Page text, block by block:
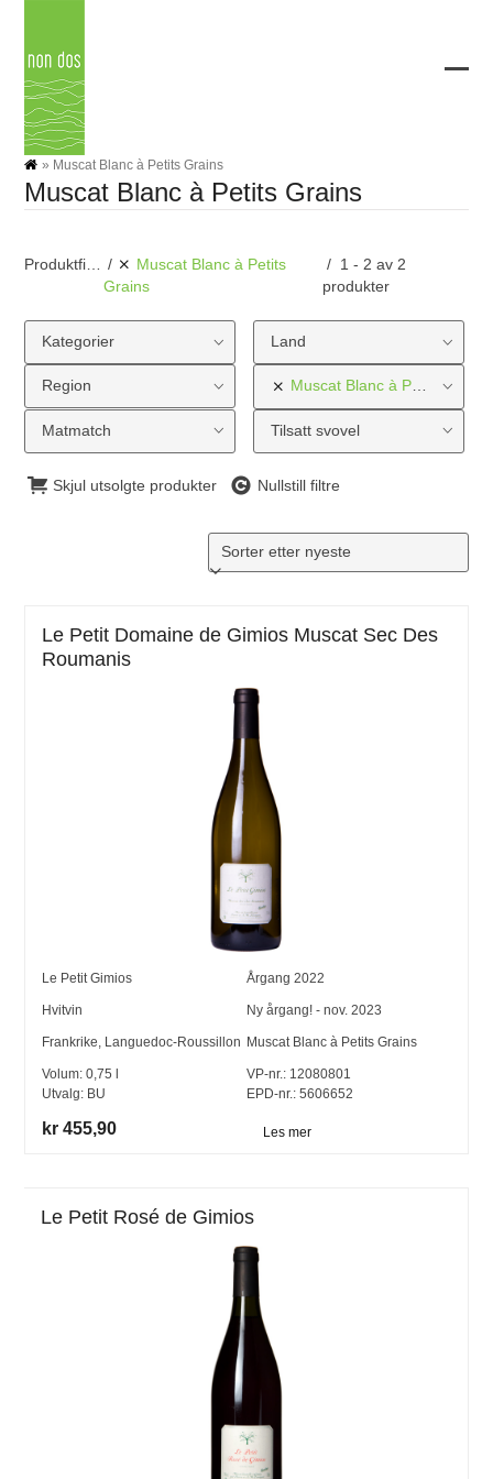
content
» Muscat Blanc à Petits Grains
Muscat Blanc à Petits Grains
Produktfilter
Muscat Blanc à Petits
Grains
1 - 2 av 2
produkter
Kategorier Land
Region Muscat Blanc à Petits Grains
Matmatch Tilsatt svovel
Skjul utsolgte produkter Nullstill filtre
Le Petit Domaine de Gimios Muscat Sec Des
Roumanis
Le Petit Gimios Årgang 2022
Hvitvin Ny årgang! - nov. 2023
Frankrike, Languedoc-Roussillon Muscat Blanc à Petits Grains
Volum:0,75
Utvalg: BU
VP-nr.: 12080801
EPD-nr.: 5606652
kr 455,90 Les mer
Le Petit Rosé de Gimios